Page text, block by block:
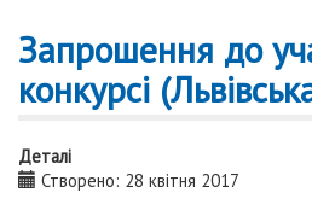
Запрошення до
конкурсі
Деталі
Створено: 28 квітня 2017